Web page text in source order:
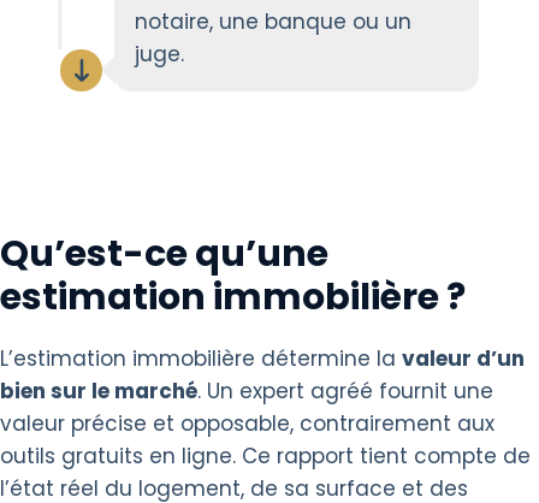
notaire, une banque ou un
juge.
Qu’est-ce qu’une
estimation immobilière ?
L’estimation immobilière détermine la valeur d’un
bien sur le marché. Un expert agréé fournit une
valeur précise et opposable, contrairement aux
outils gratuits en ligne. Ce rapport tient compte de
l’état réel du logement, de sa surface et des